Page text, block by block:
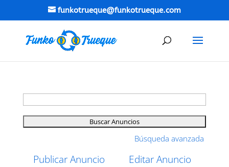
funkotrueque@funkotrueque.com
Buscar:
Búsqueda avanzada
Publicar Anuncio
Editar Anuncio